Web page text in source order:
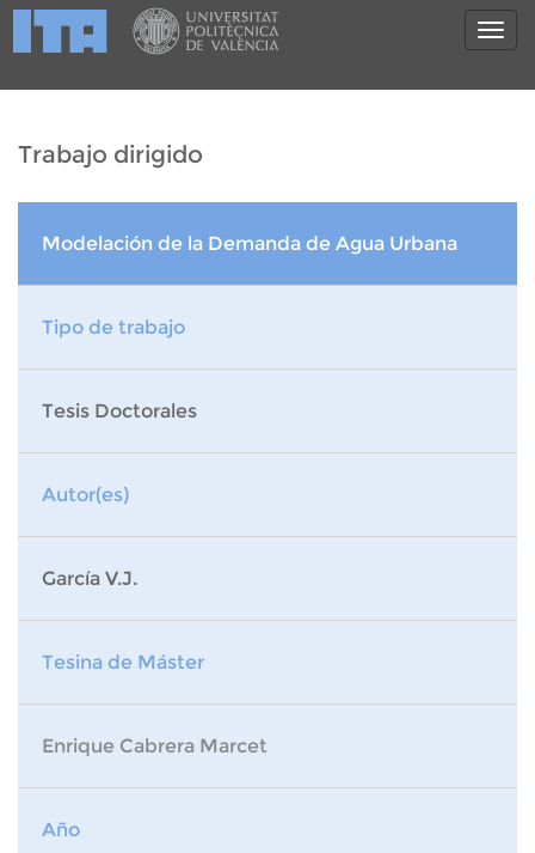
Trabajo dirigido
Modelación de la Demanda de Agua Urbana
Tipo de trabajo
Tesis Doctorales
Autor(es)
García V.J.
Tesina de Máster
Enrique Cabrera Marcet
Año